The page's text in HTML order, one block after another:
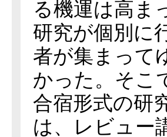
る機運は高ま
研究が個別に
者が集まって
かった。そこ
合宿形式の研
は、レビュー